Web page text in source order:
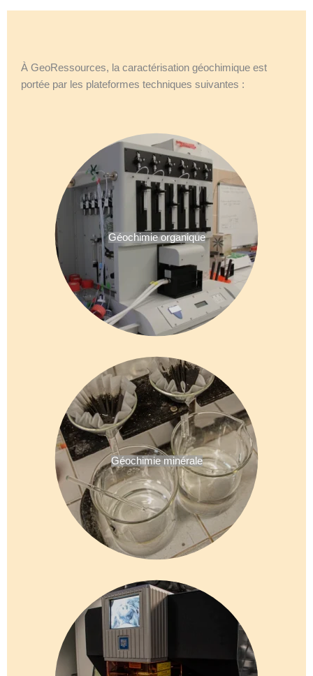
À GeoRessources, la caractérisation géochimique est
portée par les plateformes techniques suivantes :
Géochimie organique
Géochimie minérale